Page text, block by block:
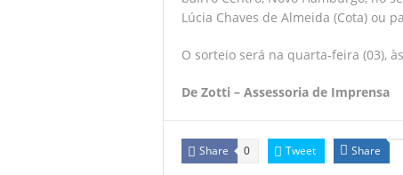
Lúcia Chaves de Almeida (Cota) ou
O sorteio será na quarta-feira (03),
De Zotti – Assessoria de Imprensa
Share 0 Tweet Share